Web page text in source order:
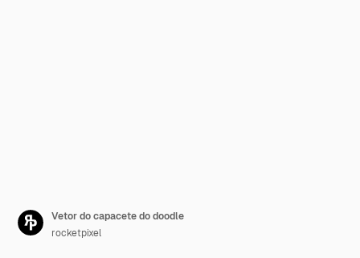
Vetor do capacete do doodle
rocketpixel